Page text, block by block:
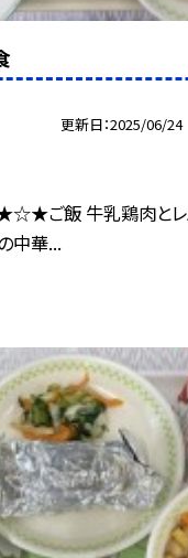
更新日 2025/06/24
ご飯 牛乳鶏肉とレ
中華...